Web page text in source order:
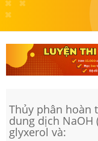
Thủy phân hoàn
dung dịch NaOH
glyxerol và: